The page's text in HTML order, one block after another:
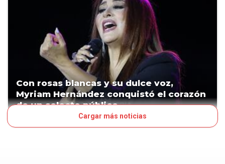
Con rosas blancas y su dulce voz,
Myriam Hernández conquistó el corazón
de un selecto público
Cargar más noticias